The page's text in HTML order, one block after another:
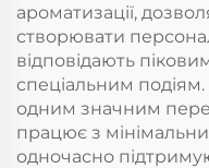
ароматизації,
створювати
відповідають
спеціальним
одним значним
працює з
одночасно